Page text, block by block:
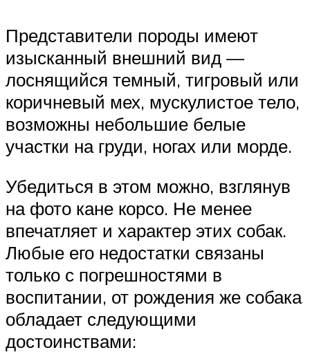
Представители породы имеют
изысканный внешний вид —
лоснящийся темный, тигровый или
коричневый мех, мускулистое тело,
возможны небольшие белые
участки на груди, ногах или морде.
Убедиться в этом можно, взглянув
на фото кане корсо. Не менее
впечатляет и характер этих собак.
Любые его недостатки связаны
только с погрешностями в
воспитании, от рождения же собака
обладает следующими
достоинствами: